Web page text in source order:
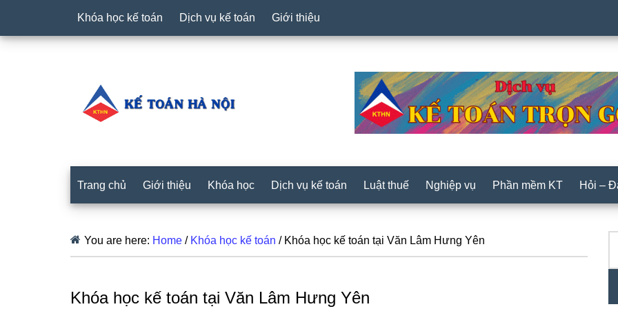
Khóa học kế toán Dịch vụ kế toán Giới thiệu
Trang chủ Giới thiệu Khóa học Dịch vụ kế toán Luật thuế Nghiệp vụ Phần mềm KT Hỏi –
You are here: Home / Khóa học kế toán /Khóa học kế toán tại Văn Lâm Hưng Yên
Khóa học kế toán tại Văn Lâm Hưng Yên